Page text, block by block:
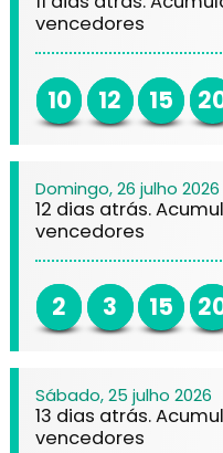
vencedores
10 12 15
Domingo, 26 julho 2026
12 dias atrás.
vencedores
2 3 15
Sábado, 25 julho 2026
13 dias atrás.
vencedores